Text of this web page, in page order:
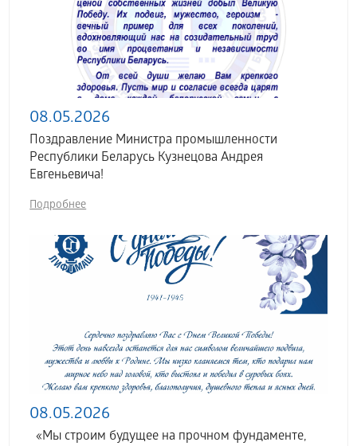
08.05.2026
Поздравление Министра промышленности
Республики Беларусь Кузнецова Андрея
Евгеньевича!
Подробнее
08.05.2026
«Мы строим будущее на прочном фундаменте,